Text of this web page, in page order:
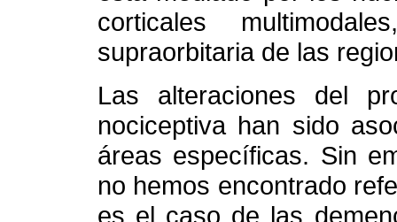
corticales
supraorbitaria de las
Las alteraciones del
nociceptiva han sido
áreas específicas. Sin
no hemos encontrado
es el caso de las